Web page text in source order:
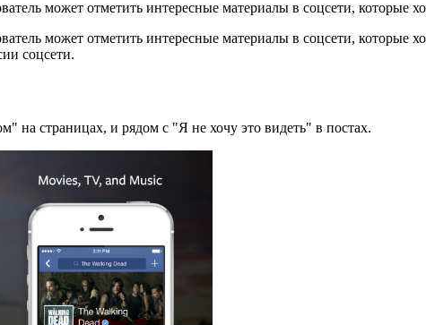
может отметить интересные материалы в соцсети, которые
может отметить интересные материалы в соцсети, которые
соцсети.
на страницах, и рядом с "Я не хочу это видеть" в постах.